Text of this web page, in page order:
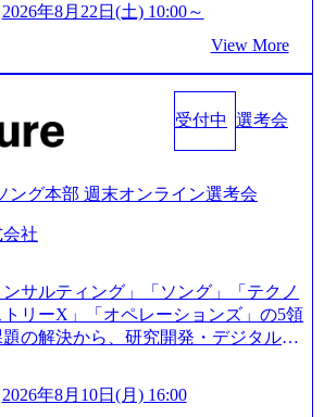
事業創造の自由度が高い https://storag
3e54-4f03-b076-00318d5c0dff_120
ーズ株式会社 会社説明資料 (https://spea
leverages-hui-she-shao-jie-zi-liao-zhong-tu-
働く人」「事業・サービス」「カルチャ
ズのリアルを取り上げています！ (htt
環境整備事業委託業務」を受託 (http
rd/p/000000612.000010591.html) レバレ
ン管理システム「NALYSYS」リリー
レジーズで活躍するメンバー紹介！〜
www.youtube.com/watch?v=RETwZKac2
躍するメンバー紹介！〜 営業職種編
長中でありながら安定した事業を展
2026年8月22日(土) 10:00～
View More
受付中 選考会
ング本部 週末オンライン選考会
社
ンサルティング」「ソング」「テクノ
リーX」「オペレーションズ」の5領
の解決から、研究開発・デジタル・
側面であるITサービスの提供まで一
・IT系ファームである あらゆる産業
2026年8月10日(月) 16:00